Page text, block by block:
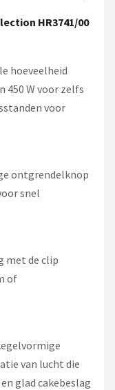
HR3741/00
hoeveelheid
450 W voor zelfs
voor
ontgrendelknop
snel
met de clip
of
van lucht die
glad cakebeslag